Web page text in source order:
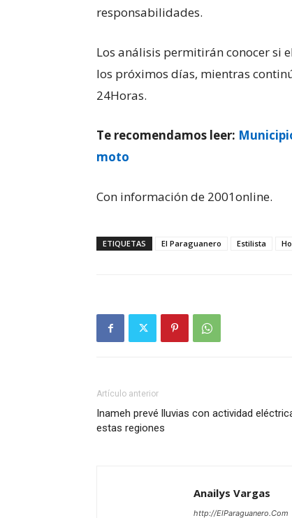
responsabilidades.
Los análisis permitirán conocer si
los próximos días, mientras
24Horas.
Te recomendamos leer:
moto
Con información de 2001online.
ETIQUETAS El Paraguanero Estilista
Artículo anterior
Inameh prevé lluvias con actividad
estas regiones
Anailys Vargas
http://ElParaguanero.Com